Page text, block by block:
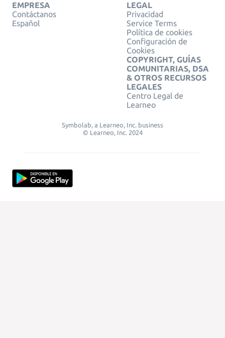
EMPRESA
Contáctanos
Español
LEGAL
Privacidad
Service Terms
Política de cookies
Configuración de
Cookies
COPYRIGHT, GUÍAS
COMUNITARIAS, DSA
& OTROS RECURSOS
LEGALES
Centro Legal de
Learneo
Symbolab, a Learneo, Inc. business
© Learneo, Inc. 2024